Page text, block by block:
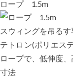
ロープ 1.5m
スウィングを吊るす
テトロン(ポリエス
ロープで、低伸度
寸法